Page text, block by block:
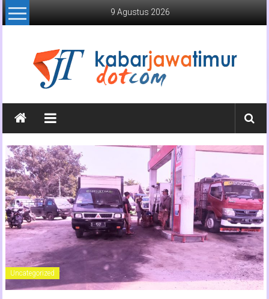
Lompat
ke
9 Agustus 2026
Kabar
Jawa
Timur
Media
Online
Jawa
Timur
Uncategorized